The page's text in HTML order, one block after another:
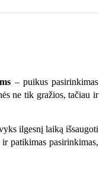
– puikus pasirinkimas
ne tik gražios, tačiau ir
ilgesnį laiką išsaugoti
patikimas pasirinkimas,